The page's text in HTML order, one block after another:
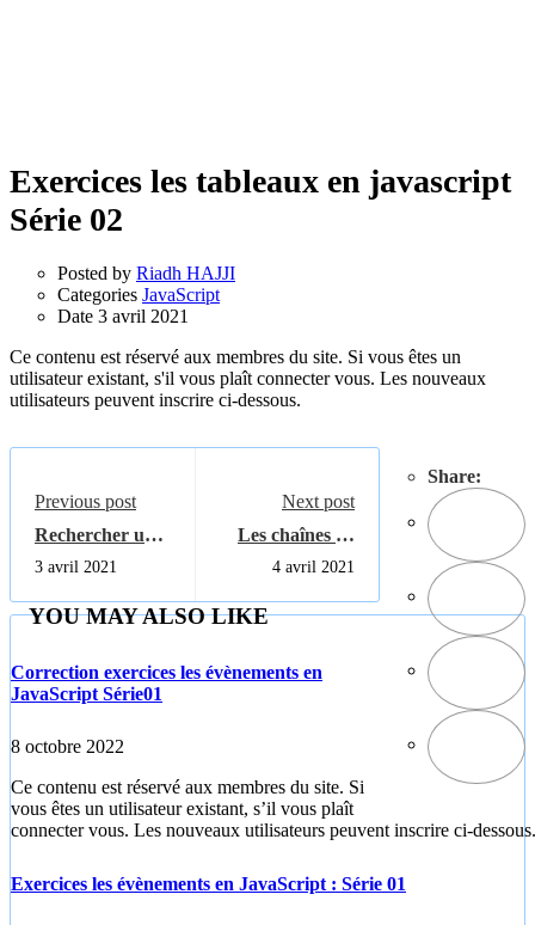
Exercices les tableaux en javascript
Série 02
Posted by Riadh HAJJI
Categories JavaScript
Date 3 avril 2021
Ce contenu est réservé aux membres du site. Si vous êtes un
utilisateur existant, s'il vous plaît connecter vous. Les nouveaux
utilisateurs peuvent inscrire ci-dessous.
Share:
Previous post
Rechercher un
élément dans le
tableau
JavaScript
3 avril 2021
Next post
Les chaînes de
caractères en
python
4 avril 2021
YOU MAY ALSO LIKE
Correction exercices les évènements en
JavaScript Série01
8 octobre 2022
Ce contenu est réservé aux membres du site. Si
vous êtes un utilisateur existant, s’il vous plaît
connecter vous. Les nouveaux utilisateurs peuvent inscrire ci-dessous.
Exercices les évènements en JavaScript : Série 01